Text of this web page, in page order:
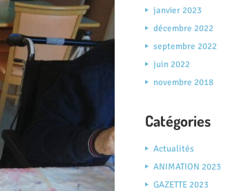
janvier 2023
décembre 2022
septembre 2022
juin 2022
novembre 2018
Catégories
Actualités
ANIMATION 2023
GAZETTE 2023